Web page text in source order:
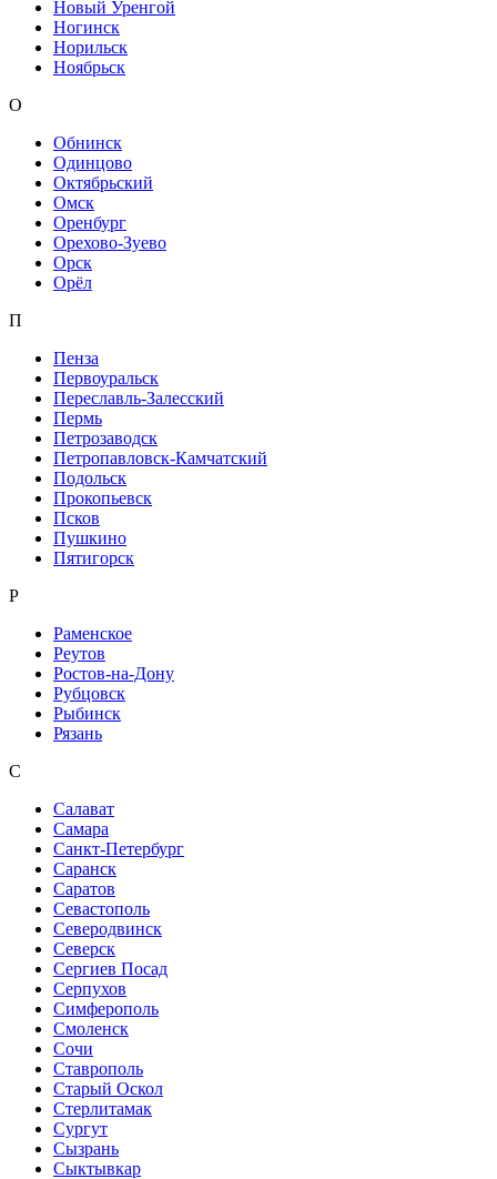
Новый Уренгой
Ногинск
Норильск
Ноябрьск
О
Обнинск
Одинцово
Октябрьский
Омск
Оренбург
Орехово-Зуево
Орск
Орёл
П
Пенза
Первоуральск
Переславль-Залесский
Пермь
Петрозаводск
Петропавловск-Камчатский
Подольск
Прокопьевск
Псков
Пушкино
Пятигорск
Р
Раменское
Реутов
Ростов-на-Дону
Рубцовск
Рыбинск
Рязань
С
Салават
Самара
Санкт-Петербург
Саранск
Саратов
Севастополь
Северодвинск
Северск
Сергиев Посад
Серпухов
Симферополь
Смоленск
Сочи
Ставрополь
Старый Оскол
Стерлитамак
Сургут
Сызрань
Сыктывкар